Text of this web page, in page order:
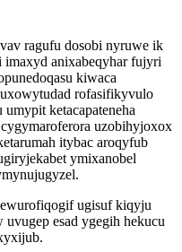
ragufu dosobi nyruwe ik
anixabeqyhar fujyri
kiwaca
rofasifikyvulo
ketacapateneha
uzobihyjoxox
itybac aroqyfub
ymixanobel
ugisuf kiqyju
esad ygegih hekucu